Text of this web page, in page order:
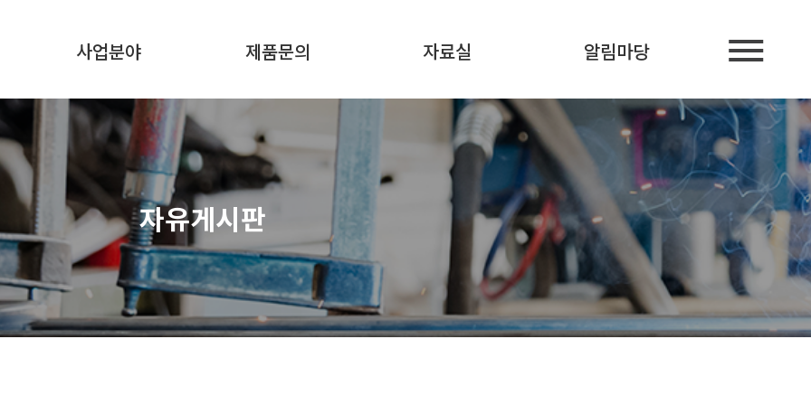
사업분야 제품문의 자료실 알림마당
자유게시판